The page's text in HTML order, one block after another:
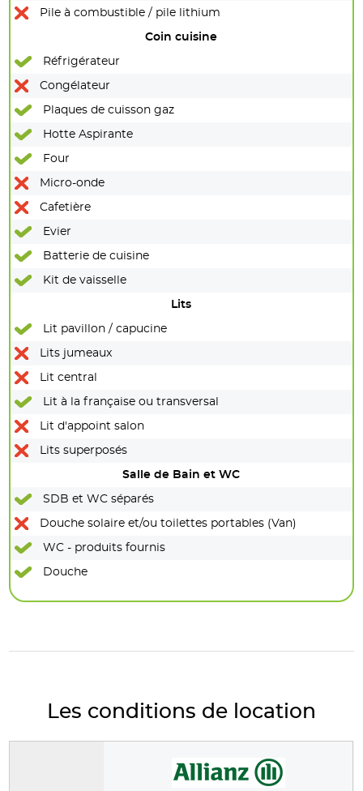
Pile à combustible / pile lithium
Coin cuisine
Réfrigérateur
Congélateur
Plaques de cuisson gaz
Hotte Aspirante
Four
Micro-onde
Cafetière
Evier
Batterie de cuisine
Kit de vaisselle
Lits
Lit pavillon / capucine
Lits jumeaux
Lit central
Lit à la française ou transversal
Lit d'appoint salon
Lits superposés
Salle de Bain et WC
SDB et WC séparés
Douche solaire et/ou toilettes portables (Van)
WC - produits fournis
Douche
Les conditions de location